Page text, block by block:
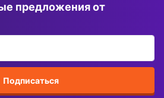
предложения от
Подписаться